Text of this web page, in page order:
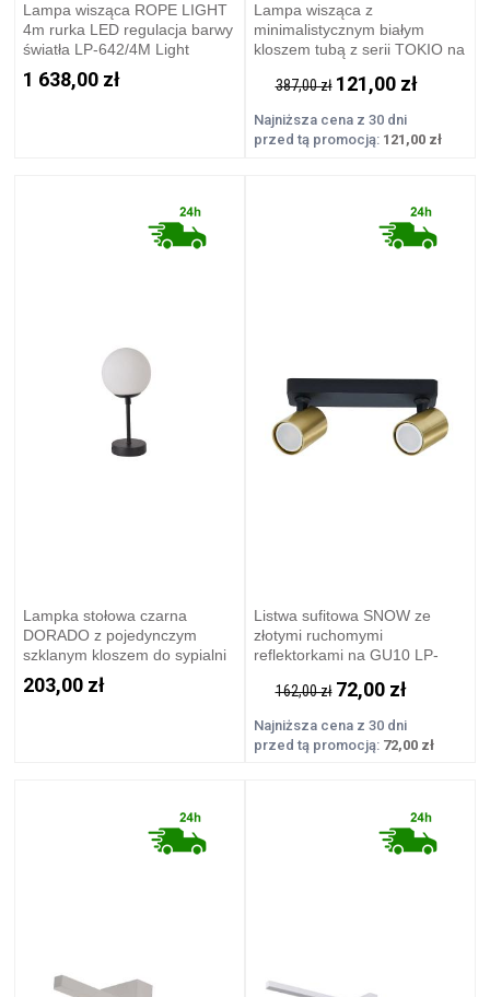
Lampa wisząca ROPE LIGHT
4m rurka LED regulacja barwy
światła LP-642/4M Light
Prestige
1 638,00 zł
Lampa wisząca z
minimalistycznym białym
kloszem tubą z serii TOKIO na
Prestige
387,00 zł 121,00 zł
Najniższa cena z 30 dni
przed tą promocją: 121,00 zł
Lampka stołowa czarna
DORADO z pojedynczym
szklanym kloszem do sypialni
LP-002/1T S BK Light Prestige
203,00 zł
Listwa sufitowa SNOW ze
złotymi ruchomymi
reflektorkami na GU10 LP-
162,00 zł 72,00 zł
Najniższa cena z 30 dni
przed tą promocją: 72,00 zł